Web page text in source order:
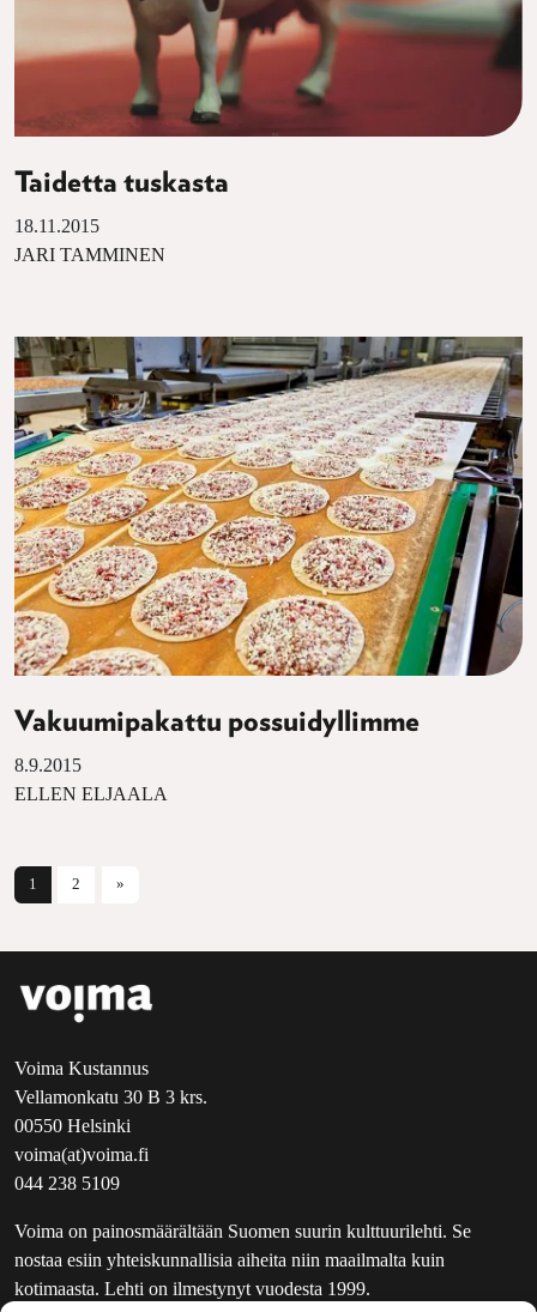
Taidetta tuskasta
18.11.2015
JARI TAMMINEN
Vakuumipakattu possuidyllimme
8.9.2015
ELLEN ELJAALA
Artikkelien selaus
1 2 »
Voima Kustannus
Vellamonkatu 30 B 3 krs.
00550 Helsinki
voima(at)voima.fi
044 238 5109
Voima on painosmäärältään Suomen suurin kulttuurilehti. Se
nostaa esiin yhteiskunnallisia aiheita niin maailmalta kuin
kotimaasta. Lehti on ilmestynyt vuodesta 1999.